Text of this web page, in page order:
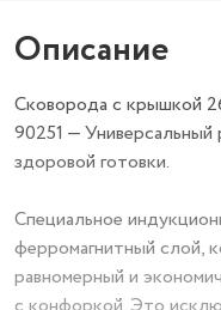
Описание
Сковорода с крышкой
90251 —
здоровой готовки.
Специальное
ферромагнитный слой,
равномерный и